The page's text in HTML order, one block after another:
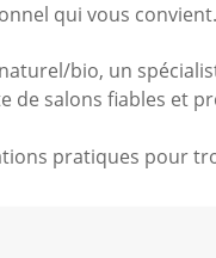
qui vous convient.
bio, un
salons fiables et
pratiques pour